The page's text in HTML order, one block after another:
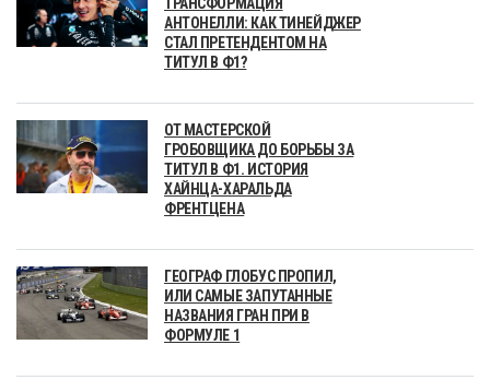
АНТОНЕЛЛИ: КАК ТИНЕЙДЖЕР
СТАЛ ПРЕТЕНДЕНТОМ НА
ТИТУЛ В Ф1?
ОТ МАСТЕРСКОЙ
ГРОБОВЩИКА ДО БОРЬБЫ ЗА
ТИТУЛ В Ф1. ИСТОРИЯ
ХАЙНЦА-ХАРАЛЬДА
ФРЕНТЦЕНА
ГЕОГРАФ ГЛОБУС ПРОПИЛ,
ИЛИ САМЫЕ ЗАПУТАННЫЕ
НАЗВАНИЯ ГРАН ПРИ В
ФОРМУЛЕ 1